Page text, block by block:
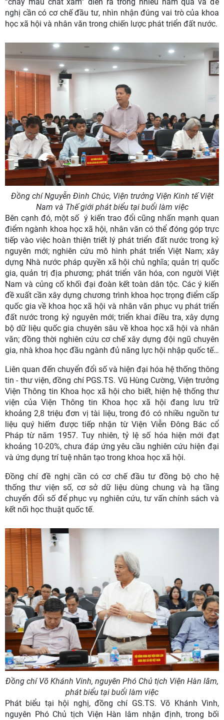
“chảy máu chất xám” diễn ra trong nhiều năm qua và đề
nghị cần có cơ chế đầu tư, nhìn nhận đúng vai trò của khoa
học xã hội và nhân văn trong chiến lược phát triển đất nước.
Đồng chíNguyễn Đình Chúc, Viện trưởng Viện Kinh tế Việt
Nam và Thế giớiphát biểu tại buổi làm việc
Bên cạnh đó, một số ý kiến trao đổi cũng nhấn mạnh quan
điểm ngành khoa học xã hội, nhân văn có thể đóng góp trực
tiếp vào việc hoàn thiện triết lý phát triển đất nước trong kỷ
nguyên mới; nghiên cứu mô hình phát triển Việt Nam; xây
dựng Nhà nước pháp quyền xã hội chủ nghĩa; quản trị quốc
gia, quản trị địa phương; phát triển văn hóa, con người Việt
Nam và củng cố khối đại đoàn kết toàn dân tộc. Các ý kiến
đề xuất cần xây dựng chương trình khoa học trọng điểm cấp
quốc gia về khoa học xã hội và nhân văn phục vụ phát triển
đất nước trong kỷ nguyên mới; triển khai điều tra, xây dựng
bộ dữ liệu quốc gia chuyên sâu về khoa học xã hội và nhân
văn; đồng thời nghiên cứu cơ chế xây dựng đội ngũ chuyên
gia, nhà khoa học đầu ngành đủ năng lực hội nhập quốc tế…
Liên quan đến chuyển đổi số và hiện đại hóa hệ thống thông
tin - thư viện, đồng chí PGS.TS. Vũ Hùng Cường, Viện trưởng
Viện Thông tin Khoa học xã hội cho biết, hiện hệ thống thư
viện của Viện Thông tin Khoa học xã hội đang lưu trữ
khoảng 2,8 triệu đơn vị tài liệu, trong đó có nhiều nguồn tư
liệu quý hiếm được tiếp nhận từ Viện Viễn Đông Bác cổ
Pháp từ năm 1957. Tuy nhiên, tỷ lệ số hóa hiện mới đạt
khoảng 10-20%, chưa đáp ứng yêu cầu nghiên cứu hiện đại
và ứng dụng trí tuệ nhân tạo trong khoa học xã hội.
Đồng chí đề nghị cần có cơ chế đầu tư đồng bộ cho hệ
thống thư viện số, cơ sở dữ liệu dùng chung và hạ tầng
chuyển đổi số để phục vụ nghiên cứu, tư vấn chính sách và
kết nối học thuật quốc tế.
Đồng chí Võ Khánh Vinh, nguyên Phó Chủ tịch Viện Hàn lâm,
phát biểu tại buổi làm việc
Phát biểu tại hội nghị, đồng chí GS.TS. Võ Khánh Vinh,
nguyên Phó Chủ tịch Viện Hàn lâm nhận định, trong bối